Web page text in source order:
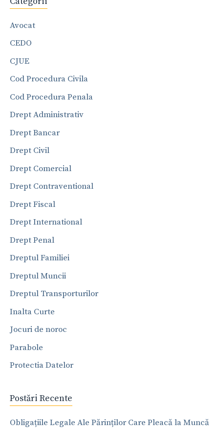
Avocat
CEDO
CJUE
Cod Procedura Civila
Cod Procedura Penala
Drept Administrativ
Drept Bancar
Drept Civil
Drept Comercial
Drept Contraventional
Drept Fiscal
Drept International
Drept Penal
Dreptul Familiei
Dreptul Muncii
Dreptul Transporturilor
Inalta Curte
Jocuri de noroc
Parabole
Protectia Datelor
Postări Recente
Obligațiile Legale Ale Părinților Care Pleacă la Muncă